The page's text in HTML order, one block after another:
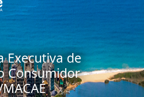
Executiva de
Consumidor -